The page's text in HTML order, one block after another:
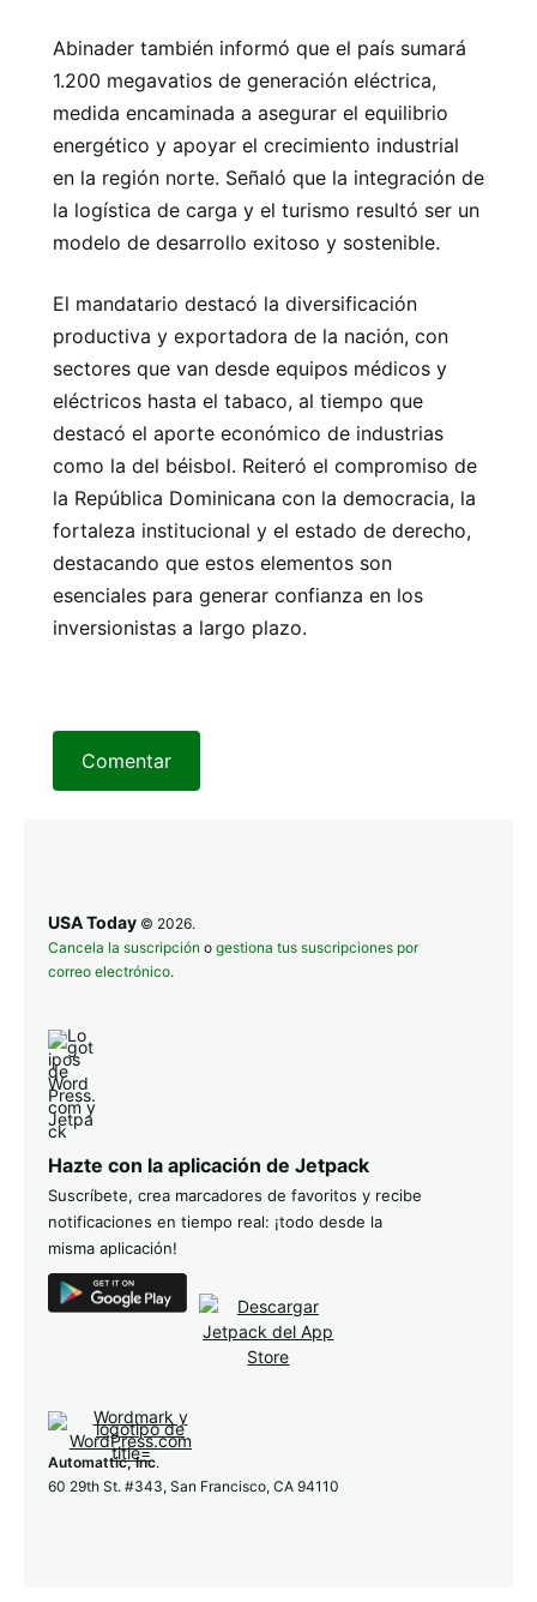
Abinader también informó que el país sumará
1.200 megavatios de generación eléctrica,
medida encaminada a asegurar el equilibrio
energético y apoyar el crecimiento industrial
en la región norte. Señaló que la integración de
la logística de carga y el turismo resultó ser un
modelo de desarrollo exitoso y sostenible.
El mandatario destacó la diversificación
productiva y exportadora de la nación, con
sectores que van desde equipos médicos y
eléctricos hasta el tabaco, al tiempo que
destacó el aporte económico de industrias
como la del béisbol. Reiteró el compromiso de
la República Dominicana con la democracia, la
fortaleza institucional y el estado de derecho,
destacando que estos elementos son
esenciales para generar confianza en los
inversionistas a largo plazo.
Comentar
USA Today © 2026.
Cancela la suscripción o gestiona tus suscripciones por
correo electrónico.
Hazte con la aplicación de Jetpack
Suscríbete, crea marcadores de favoritos y recibe
notificaciones en tiempo real: ¡todo desde la
misma aplicación!
Automattic, Inc.
60 29th St. #343, San Francisco, CA 94110